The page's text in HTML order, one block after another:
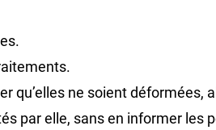
qu’elles ne soient déformées,
par elle, sans en informer les